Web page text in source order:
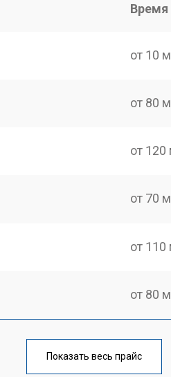
Время
от 10
от 80
от 120
от 70
от 110
от 80
от 130
Показать весь прайс